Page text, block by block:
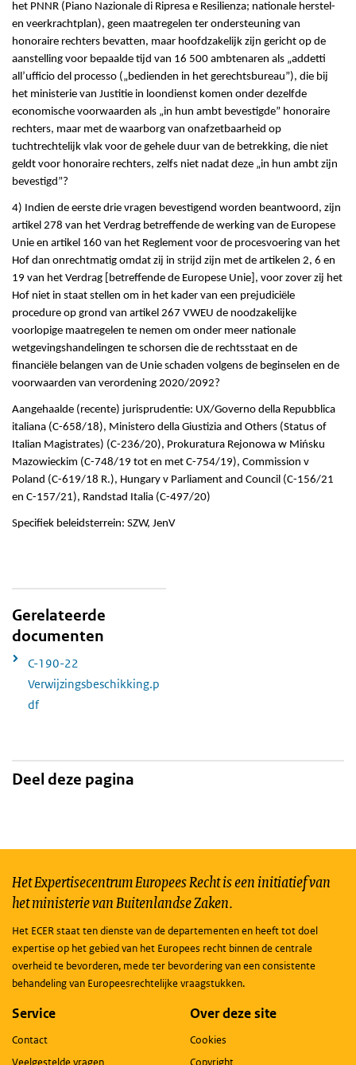
het PNNR (Piano Nazionale di Ripresa e Resilienza; nationale herstel-
en veerkrachtplan), geen maatregelen ter ondersteuning van
honoraire rechters bevatten, maar hoofdzakelijk zijn gericht op de
aanstelling voor bepaalde tijd van 16 500 ambtenaren als „addetti
all’ufficio del processo („bedienden in het gerechtsbureau”), die bij
het ministerie van Justitie in loondienst komen onder dezelfde
economische voorwaarden als „in hun ambt bevestigde” honoraire
rechters, maar met de waarborg van onafzetbaarheid op
tuchtrechtelijk vlak voor de gehele duur van de betrekking, die niet
geldt voor honoraire rechters, zelfs niet nadat deze „in hun ambt zijn
bevestigd”?
4) Indien de eerste drie vragen bevestigend worden beantwoord, zijn
artikel 278 van het Verdrag betreffende de werking van de Europese
Unie en artikel 160 van het Reglement voor de procesvoering van het
Hof dan onrechtmatig omdat zij in strijd zijn met de artikelen 2, 6 en
19 van het Verdrag [betreffende de Europese Unie], voor zover zij het
Hof niet in staat stellen om in het kader van een prejudiciële
procedure op grond van artikel 267 VWEU de noodzakelijke
voorlopige maatregelen te nemen om onder meer nationale
wetgevingshandelingen te schorsen die de rechtsstaat en de
financiële belangen van de Unie schaden volgens de beginselen en de
voorwaarden van verordening 2020/2092?
Aangehaalde (recente) jurisprudentie: UX/Governo della Repubblica
italiana (C-658/18), Ministero della Giustizia and Others (Status of
Italian Magistrates) (C-236/20), Prokuratura Rejonowa w Mińsku
Mazowieckim (C-748/19 tot en met C-754/19), Commission v
Poland (C-619/18 R.), Hungary v Parliament and Council (C-156/21
en C-157/21), Randstad Italia (C-497/20)
Specifiek beleidsterrein: SZW, JenV
Gerelateerde
documenten
C-190-22
Verwijzingsbeschikking.p
df
Deel deze pagina
Het Expertisecentrum Europees Recht is een initiatief van
het ministerie van Buitenlandse Zaken.
Het ECER staat ten dienste van de departementen en heeft tot doel
expertise op het gebied van het Europees recht binnen de centrale
overheid te bevorderen, mede ter bevordering van een consistente
behandeling van Europeesrechtelijke vraagstukken.
Service
Contact
Over deze site
Cookies